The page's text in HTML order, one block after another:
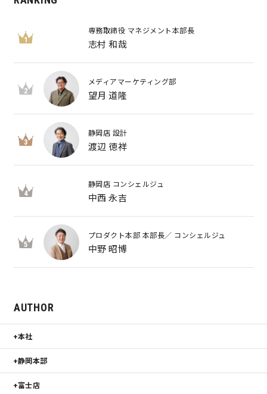
1
専務取締役 マネジメント本部長
志村 和哉
2
メディアマーケティング部
望月 道隆
3
静岡店 設計
渡辺 徳祥
4
静岡店 コンシェルジュ
中西 永吉
5
プロダクト本部 本部長／ コンシェルジュ
中野 昭博
AUTHOR
本社
静岡本部
富士店